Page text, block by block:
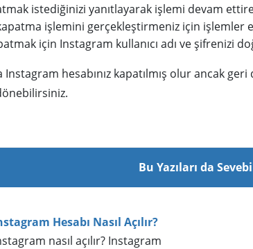
istediğinizi yanıtlayarak işlemi devam
işlemini gerçekleştirmeniz için işlemler
için Instagram kullanıcı adı ve şifrenizi
hesabınız kapatılmış olur ancak
Bu Yazıları da
Hesabı Nasıl Açılır?
nasıl açılır? Instagram